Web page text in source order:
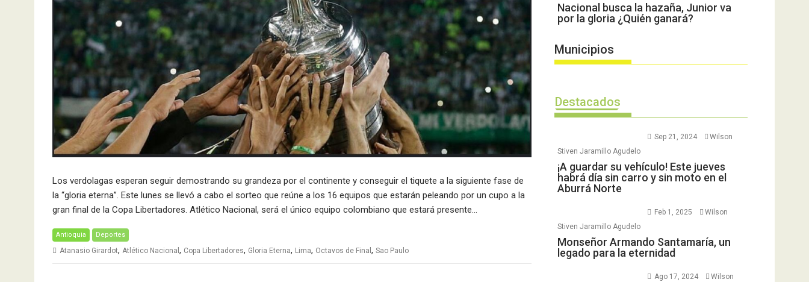
Los verdolagas esperan seguir demostrando su grandeza por el continente y conseguir el tiquete a la siguiente fase de
la “gloria eterna”. Este lunes se llevó a cabo el sorteo que reúne a los 16 equipos que estarán peleando por un cupo a la
gran final de la Copa Libertadores. Atlético Nacional, será el único equipo colombiano que estará presente…
Antioquia Deportes
Atanasio Girardot, Atlético Nacional , Copa Libertadores, Gloria Eterna, Lima, Octavos de Final , Sao Paulo
Nacional busca la hazaña, Junior va
por la gloria ¿Quién ganará?
Municipios
Destacados
Sep 21, 2024
Wilson
Stiven Jaramillo Agudelo
¡A guardar su vehículo! Este jueves
habrá día sin carro y sin moto en el
Aburrá Norte
Feb 1, 2025
Wilson
Stiven Jaramillo Agudelo
Monseñor Armando Santamaría, un
legado para la eternidad
Ago 17, 2024
Wilson